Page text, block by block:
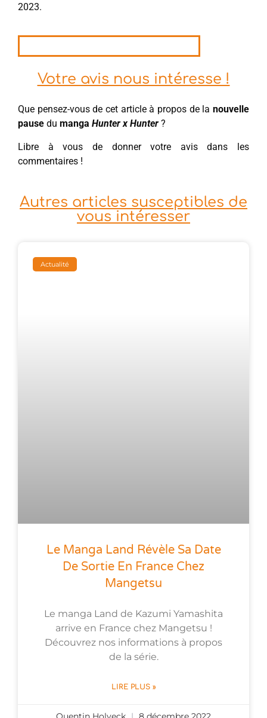
2023.
Votre avis nous intéresse !
Que pensez-vous de cet article à propos de la nouvelle
pause du manga Hunter x Hunter ?
Libre à vous de donner votre avis dans les
commentaires !
Autres articles susceptibles de
vous intéresser
Actualité
Le Manga Land Révèle Sa Date
De Sortie En France Chez
Mangetsu
Le manga Land de Kazumi Yamashita
arrive en France chez Mangetsu !
Découvrez nos informations à propos
de la série.
LIRE PLUS »